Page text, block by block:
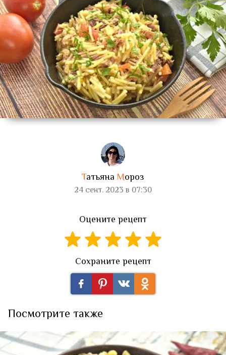
Татьяна Мороз
24 сент. 2023 в 07:30
Оцените рецепт
Сохраните рецепт
Посмотрите также